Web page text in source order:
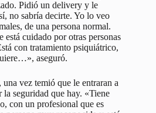
Pidió un delivery y le
no sabría decirte. Yo lo veo
de una persona normal.
está cuidado por otras personas
con tratamiento psiquiátrico,
aseguró.
vez temió que le entraran a
seguridad que hay. «Tiene
con un profesional que es